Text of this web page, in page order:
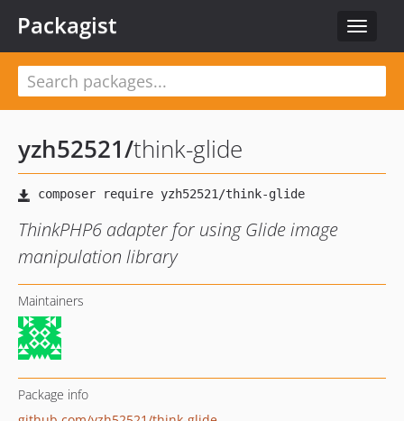
Toggle
Packagist
yzh52521/think-glide
ThinkPHP6 adapter for using Glide image
manipulation library
Maintainers
Package info